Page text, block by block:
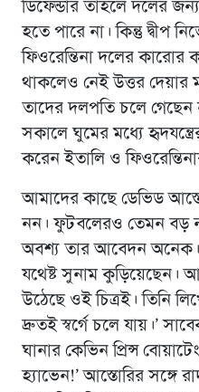
ডিফেন্ডার তাহলে দলের
হতে পারে না। কিন্তু দ্বীপ
ফিওরেন্তিনা দলের কারোর
থাকলেও নেই উত্তর দেয়ার
তাদের দলপতি চলে গেছেন
সকালে ঘুমের মধ্যে
করেন ইতালি ও
আমাদের কাছে ডেভিড
নন। ফুটবলেরও তেমন বড়
অবশ্য তার আবেদন
যথেষ্ট সুনাম কুড়িয়েছেন।
উঠেছে ওই চিত্রই। তিনি
দ্রুতই স্বর্গে চলে যায়।’
ঘানার কেভিন প্রিন্স
হ্যাভেন!’ আস্তোরির সঙ্গে